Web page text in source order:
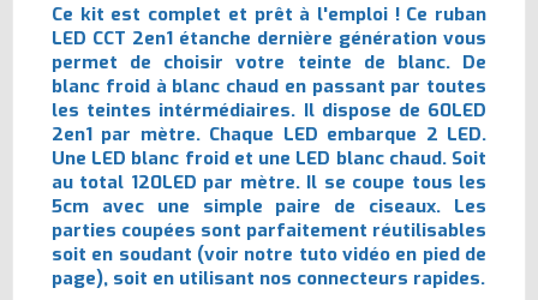
Ce kit est complet et prêt à l'emploi ! Ce ruban
LED CCT 2en1 étanche dernière génération vous
permet de choisir votre teinte de blanc. De
blanc froid à blanc chaud en passant par toutes
les teintes intérmédiaires. Il dispose de 60LED
2en1 par mètre. Chaque LED embarque 2 LED.
Une LED blanc froid et une LED blanc chaud. Soit
au total 120LED par mètre. Il se coupe tous les
5cm avec une simple paire de ciseaux. Les
parties coupées sont parfaitement réutilisables
soit en soudant (voir notre tuto vidéo en pied de
page), soit en utilisant nos connecteurs rapides.